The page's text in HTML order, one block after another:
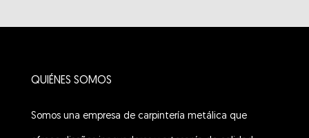
QUIÉNES SOMOS
Somos una empresa de carpintería metálica que